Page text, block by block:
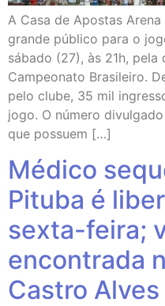
A Casa de Apostas
grande público para o
sábado (27), às 21h,
Campeonato Brasileiro.
pelo clube, 35 mil
jogo. O número
que possuem […]
Médico
Pituba é
sexta-feira;
encontrada
Castro Alves